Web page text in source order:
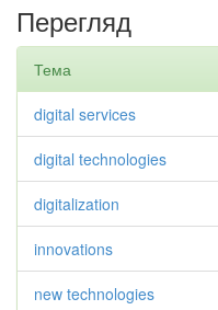
Перегляд
Тема
digital services
digital technologies
digitalization
innovations
new technologies